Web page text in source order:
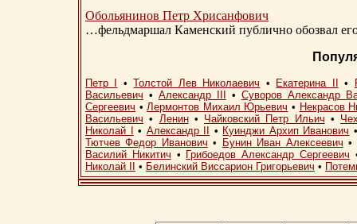
Обольянинов Петр Хрисанфович
…фельдмаршал Каменский публично обозвал
Петр I •Толстой Лев Николаевич • Екатерина II •
Васильевич • Александр III • Суворов Александр
Сергеевич •Лермонтов Михаил Юрьевич • Некрасов
Васильевич • Ленин• Чайковский Петр Ильич •
Николай I
• Александр II • Куинджи Архип Иванович
Тютчев Федор Иванович • Бунин Иван Алексеевич •
Василий Никитич • Грибоедов Александр Сергеевич
Николай II
• Белинский Виссарион Григорьевич •